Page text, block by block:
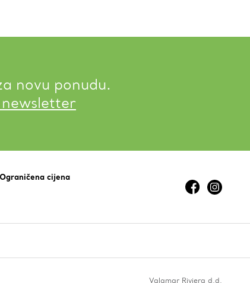
novu ponudu.
Ograničena cijena
Valamar Riviera d.d.